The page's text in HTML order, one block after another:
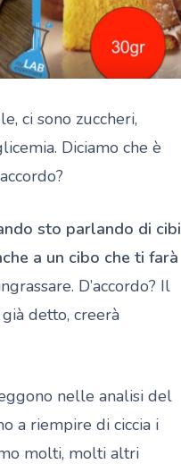
ci sono zuccheri,
Diciamo che è
sto parlando di cibi
a un cibo che ti farà
D’accordo? Il
detto, creerà
nelle analisi del
a riempire di ciccia i
molti, molti altri